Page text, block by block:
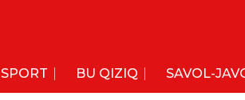
SPORT BU QIZIQ SAVOL-